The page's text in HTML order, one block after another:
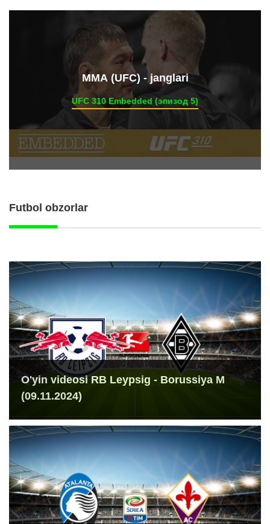
ММА (UFC) - janglari
UFC 310 Embedded (эпизод 5)
Futbol obzorlar
O'yin videosi RB Leypsig - Borussiya M
(09.11.2024)